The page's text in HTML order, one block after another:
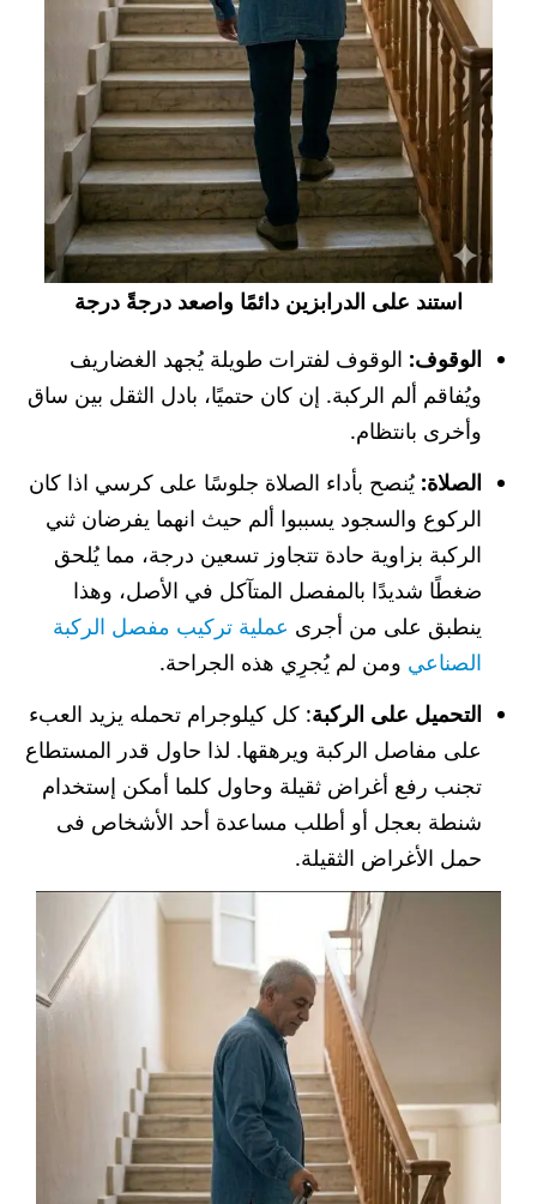
استند على الدرابزين دائمًا واصعد درجةً درجة
الوقوف: الوقوف لفترات طويلة يُجهد الغضاريف
ويُفاقم ألم الركبة. إن كان حتميًا، بادل الثقل بين ساق
وأخرى بانتظام.
الصلاة: يُنصح بأداء الصلاة جلوسًا على كرسي اذا كان
الركوع والسجود يسببوا ألم حيث انهما يفرضان ثني
الركبة بزاوية حادة تتجاوز تسعين درجة، مما يُلحق
ضغطًا شديدًا بالمفصل المتآكل في الأصل، وهذا
ينطبق على من أجرى عملية تركيب مفصل الركبة
الصناعي ومن لم يُجرِي هذه الجراحة.
التحميل على الركبة: كل كيلوجرام تحمله يزيد العبء
على مفاصل الركبة ويرهقها. لذا حاول قدر المستطاع
تجنب رفع أغراض ثقيلة وحاول كلما أمكن إستخدام
شنطة بعجل أو أطلب مساعدة أحد الأشخاص فى
حمل الأغراض الثقيلة.